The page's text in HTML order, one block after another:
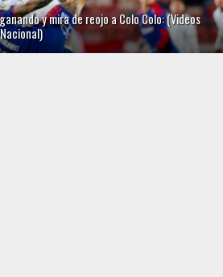
y mira de reojo a Colo Colo: (Videos